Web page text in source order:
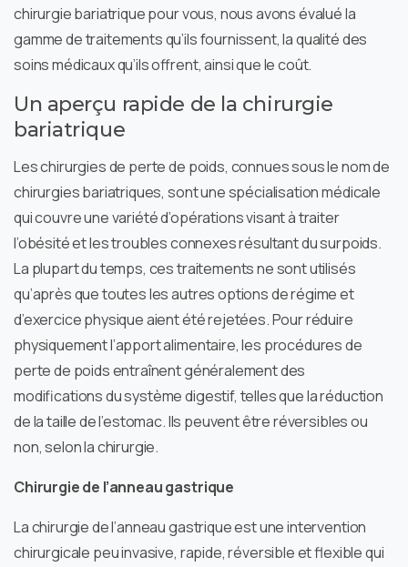
chirurgie bariatrique pour vous, nous avons évalué la
gamme de traitements qu’ils fournissent, la qualité des
soins médicaux qu’ils offrent, ainsi que le coût.
Un aperçu rapide de la chirurgie
bariatrique
Les chirurgies de perte de poids, connues sous le nom de
chirurgies bariatriques, sont une spécialisation médicale
qui couvre une variété d’opérations visant à traiter
l’obésité et les troubles connexes résultant du surpoids.
La plupart du temps, ces traitements ne sont utilisés
qu’après que toutes les autres options de régime et
d’exercice physique aient été rejetées. Pour réduire
physiquement l’apport alimentaire, les procédures de
perte de poids entraînent généralement des
modifications du système digestif, telles que la réduction
de la taille de l’estomac. Ils peuvent être réversibles ou
non, selon la chirurgie.
Chirurgie de l’anneau gastrique
La chirurgie de l’anneau gastrique est une intervention
chirurgicale peu invasive, rapide, réversible et flexible qui